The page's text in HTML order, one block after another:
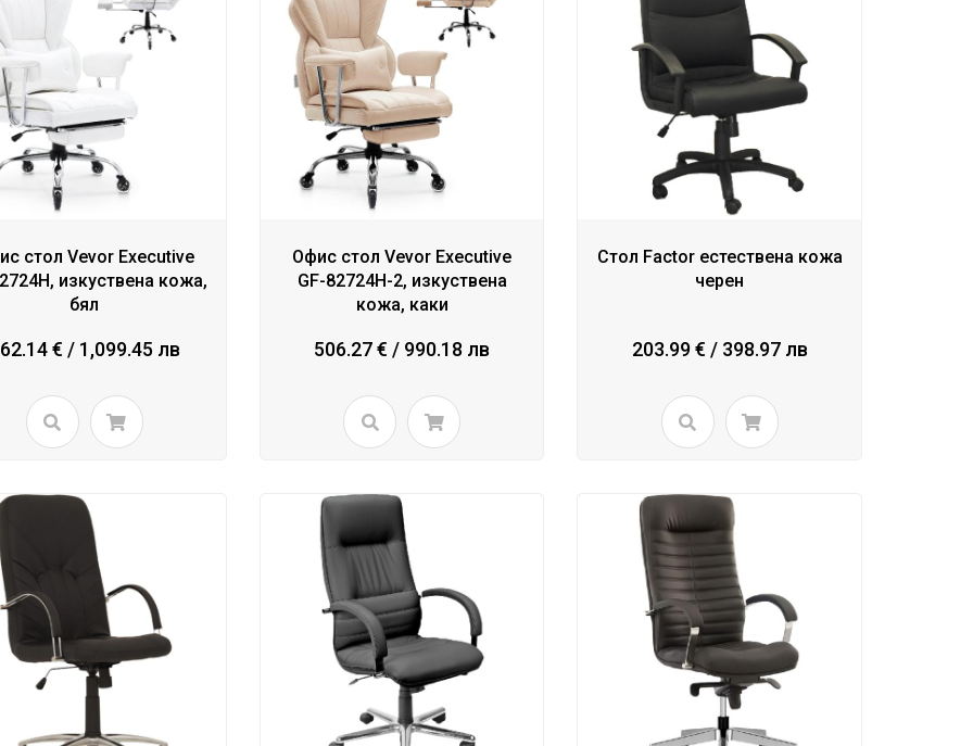
стол Vevor Executive
изкуствена кожа,
бял
€ / 1,099.45 лв
Офис стол Vevor Executive
GF-82724H-2, изкуствена
кожа, каки
506.27 € / 990.18 лв
Стол Factor естествена кожа
черен
203.99 € / 398.97 лв